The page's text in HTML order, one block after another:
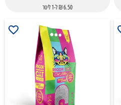
6.50 ₪ ל-1 ליטר